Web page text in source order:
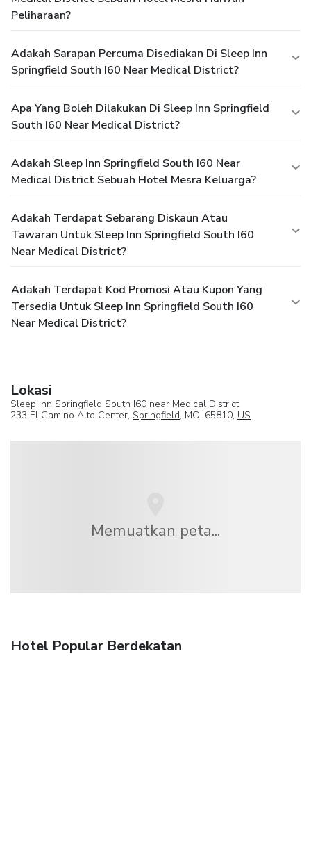
Peliharaan?
Adakah Sarapan Percuma Disediakan Di Sleep Inn
Springfield South I60 Near Medical District?
Apa Yang Boleh Dilakukan Di Sleep Inn Springfield
South I60 Near Medical District?
Adakah Sleep Inn Springfield South I60 Near
Medical District Sebuah Hotel Mesra Keluarga?
Adakah Terdapat Sebarang Diskaun Atau
Tawaran Untuk Sleep Inn Springfield South I60
Near Medical District?
Adakah Terdapat Kod Promosi Atau Kupon Yang
Tersedia Untuk Sleep Inn Springfield South I60
Near Medical District?
Lokasi
Sleep Inn Springfield South I60 near Medical District
233 El Camino Alto Center, Springfield, MO, 65810, US
Memuatkan peta...
Hotel Popular Berdekatan